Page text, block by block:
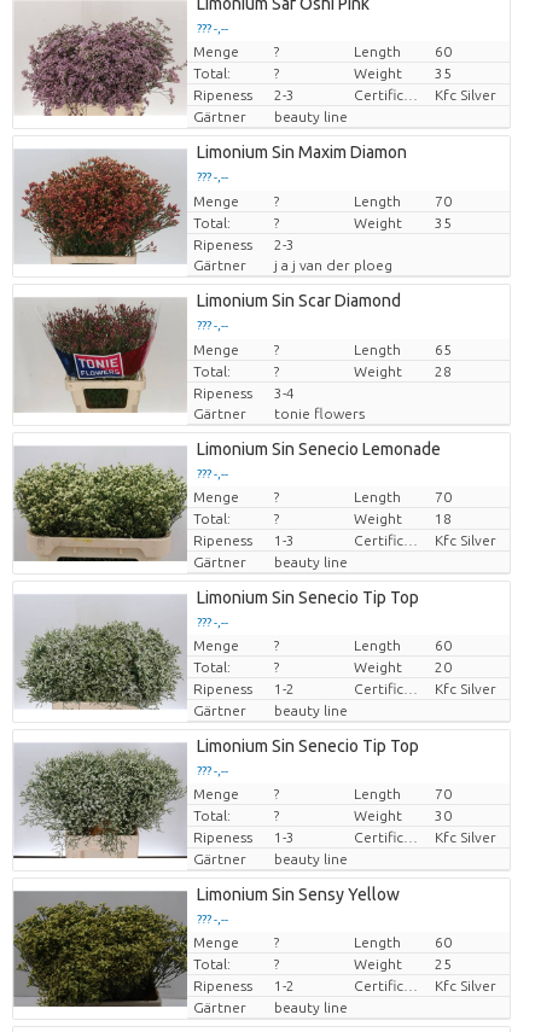
Limonium Saf Oshi Pink
??? -,--
Preis pro Stück
Menge ? Length
60
Total:
? Weight
35
Ripeness
2-3
Kfc Silver
Gärtner
beauty line
Limonium Sin Maxim Diamon
??? -,--
Preis pro Stück
Menge ? Length
70
Total:
? Weight
35
Ripeness
2-3
Gärtner
j a j van der ploeg
Limonium Sin Scar Diamond
??? -,--
Preis pro Stück
Menge ? Length
65
Total:
? Weight
28
Ripeness
3-4
Gärtner
tonie flowers
Limonium Sin Senecio Lemonade
??? -,--
Preis pro Stück
Menge ? Length
70
Total:
? Weight
18
Ripeness
1-3
Kfc Silver
Gärtner
beauty line
Limonium Sin Senecio Tip Top
??? -,--
Preis pro Stück
Menge ? Length
60
Total:
? Weight
20
Ripeness
1-2
Kfc Silver
Gärtner
beauty line
Limonium Sin Senecio Tip Top
??? -,--
Preis pro Stück
Menge ? Length
70
Total:
? Weight
30
Ripeness
1-3
Kfc Silver
Gärtner
beauty line
Limonium Sin Sensy Yellow
??? -,--
Preis pro Stück
Menge ? Length
60
Total:
? Weight
25
Ripeness
1-2
Kfc Silver
Gärtner
beauty line